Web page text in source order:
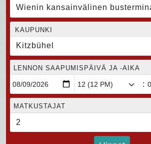
Wienin kansainvälinen
KAUPUNKI
Kitzbühel
LENNON SAAPUMISPÄIVÄ JA -AIKA
:
MATKUSTAJAT